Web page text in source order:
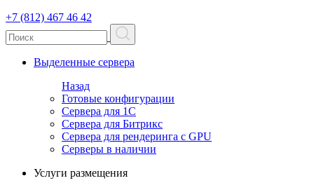
+7 (812) 467 46 42
Выделенные сервера
Назад
Готовые конфигурации
Сервера для 1С
Сервера для Битрикс
Сервера для рендеринга с GPU
Серверы в наличии
Услуги размещения